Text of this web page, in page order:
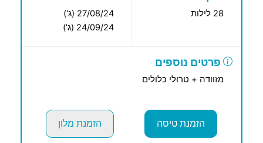
28 לילות
27/08/24 (ג')
24/09/24 (ג')
פרטים נוספים
מזוודה + טרולי כלולים
הזמנת טיסה הזמנת מלון